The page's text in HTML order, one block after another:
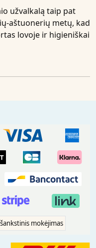
užvalkalą taip pat
aštuonerių metų, kad
lovoje ir higieniškai
mokėjimas